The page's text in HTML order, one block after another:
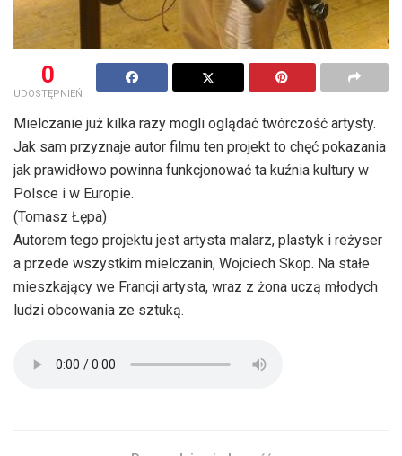
0
UDOSTĘPNIEŃ
Mielczanie już kilka razy mogli oglądać twórczość artysty.
Jak sam przyznaje autor filmu ten projekt to chęć pokazania
jak prawidłowo powinna funkcjonować ta kuźnia kultury w
Polsce i w Europie.
(Tomasz Łępa)
Autorem tego projektu jest artysta malarz, plastyk i reżyser
a przede wszystkim mielczanin, Wojciech Skop. Na stałe
mieszkający we Francji artysta, wraz z żona uczą młodych
ludzi obcowania ze sztuką.